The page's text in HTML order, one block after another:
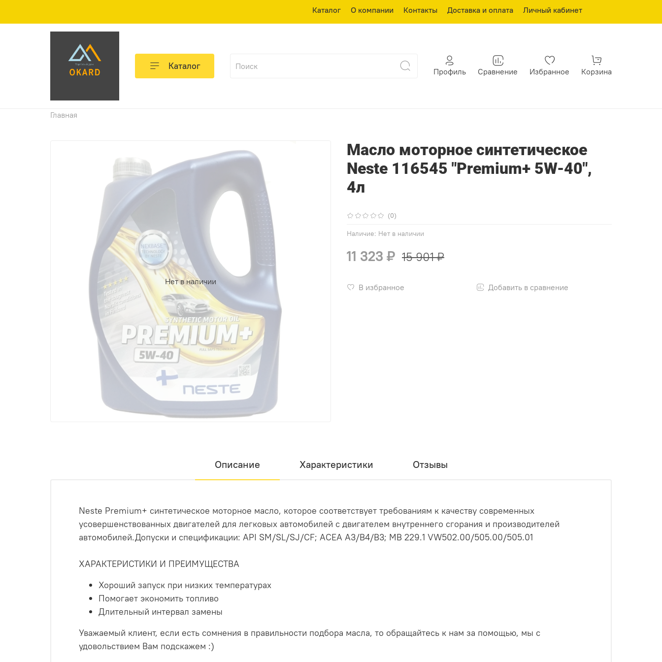
Каталог О компании Контакты Доставка и оплата Личный кабинет
Каталог Профиль Сравнение Избранное Корзина
Главная
Нет в наличии
(0)
Наличие: Нет в наличии
Масло моторное синтетическое
Neste 116545 "Premium+ 5W-40",
4л
11 323 ₽ 15 901 ₽
В избранное Добавить в сравнение
Описание Характеристики Отзывы
Neste Premium+ синтетическое моторное масло, которое соответствует требованиям к качеству современных
усовершенствованных двигателей для легковых автомобилей с двигателем внутреннего сгорания и производителей
автомобилей.Допуски и спецификации: API SM/SL/SJ/CF; ACEA A3/B4/B3; MB 229.1 VW502.00/505.00/505.01
ХАРАКТЕРИСТИКИ И ПРЕИМУЩЕСТВА
Хороший запуск при низких температурах
Помогает экономить топливо
Длительный интервал замены
Уважаемый клиент, если есть сомнения в правильности подбора масла, то обращайтесь к нам за помощью, мы с
удовольствием Вам подскажем :)